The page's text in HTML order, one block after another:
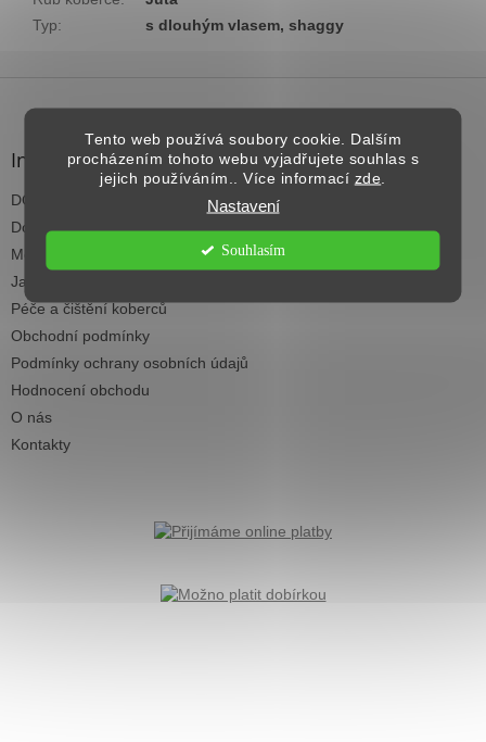
Tento web používá soubory cookie. Dalším
procházením tohoto webu vyjadřujete souhlas s
jejich používáním.. Více informací zde
Nastavení
Souhlasím
Typ: s dlouhým vlasem, shaggy
Informace pro vás
DOPRAVA NAD 2.500,- KČ ZDARMA
Dodací termíny
Možnosti platby
Jak vybrat koberec do každé místnosti
Péče a čištění koberců
Obchodní podmínky
Podmínky ochrany osobních údajů
Hodnocení obchodu
O nás
Kontakty